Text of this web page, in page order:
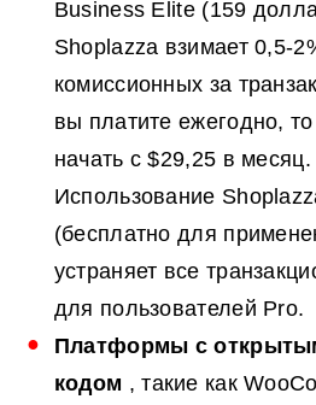
Business Elite (159
Shoplazza взимает 0,5-
комиссионных за
вы платите ежегодно,
начать с $29,25 в месяц.
Использование
(бесплатно для
устраняет все
для пользователей Pro.
Платформы с
кодом , такие как